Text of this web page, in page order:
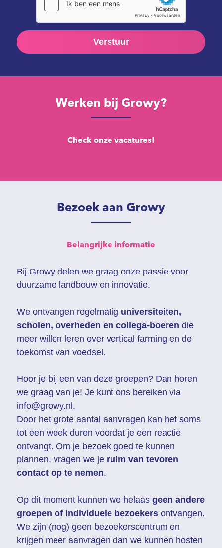
Verstuur
Werken bij Growy?
Check onze vacatures!
Bezoek aan Growy
Belangrijke informatie
Bij Growy delen we graag onze passie voor
duurzame landbouw en innovatie.
We ontvangen regelmatig universiteiten,
scholen, overheden en collega-boeren die
meer willen leren over vertical farming en de
toekomst van voedsel.
Hoor je bij een van deze groepen? Dan horen
we graag van je! Je kunt ons bereiken via
info@growy.nl.
Door het grote aantal aanvragen kan het soms
tot een week duren voordat je een reactie
ontvangt. Om je bezoek goed te kunnen
plannen, vragen we je ruim van tevoren
contact op te nemen.
Op dit moment kunnen we helaas geen andere
groepen of individuele bezoekers ontvangen.
We zijn (nog) geen bezoekerscentrum en
krijgen meer aanvragen dan we kunnen hosten